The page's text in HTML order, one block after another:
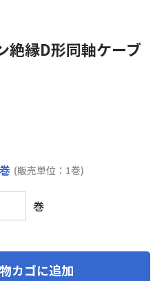
絶縁D形同軸ケーブ
(販売単位：1巻)
巻
カゴに追加